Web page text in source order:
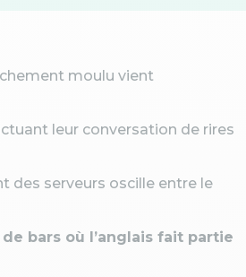
moulu vient
leur conversation de rires
des serveurs oscille entre le
bars où l’anglais fait partie